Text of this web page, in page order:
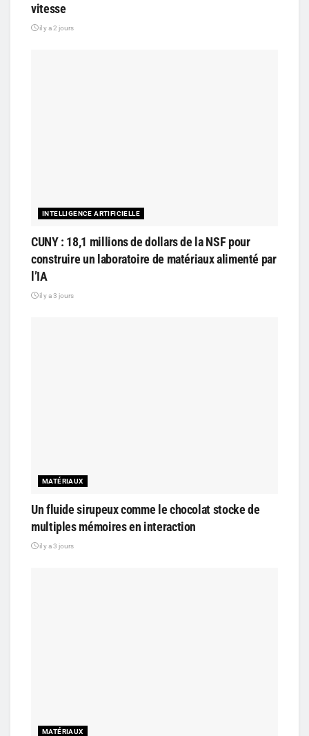
vitesse
il y a 2 jours
INTELLIGENCE ARTIFICIELLE
CUNY : 18,1 millions de dollars de la NSF pour
construire un laboratoire de matériaux alimenté par
l’IA
il y a 3 jours
MATÉRIAUX
Un fluide sirupeux comme le chocolat stocke de
multiples mémoires en interaction
il y a 3 jours
MATÉRIAUX